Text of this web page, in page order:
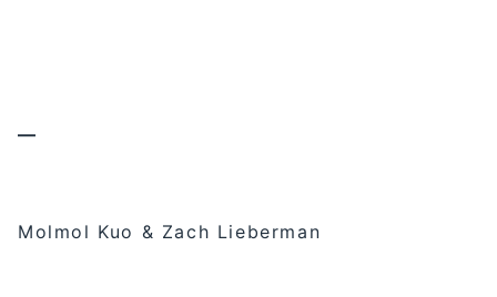
—
Molmol Kuo & Zach Lieberman